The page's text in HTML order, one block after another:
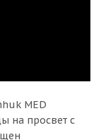
MED
на просвет с